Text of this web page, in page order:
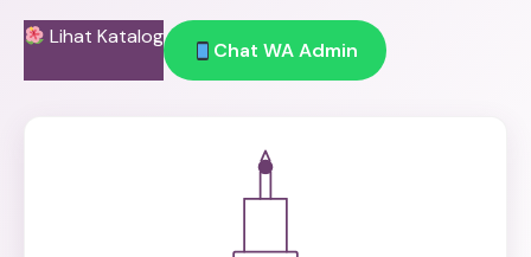
Lihat Katalog
Chat WA Admin